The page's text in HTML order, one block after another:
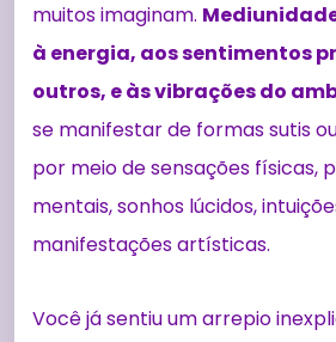
muitos imaginam.
à energia, aos sentimentos
outros, e às vibrações do
se manifestar de formas sutis
por meio de sensações físicas,
mentais, sonhos lúcidos,
manifestações artísticas.
Você já sentiu um arrepio